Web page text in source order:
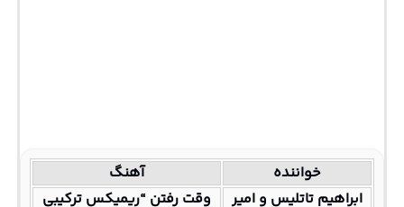
خواننده
آهنگ
ابراهیم تاتلیس و امیر
وقت رفتن “ریمیکس ترکیبی